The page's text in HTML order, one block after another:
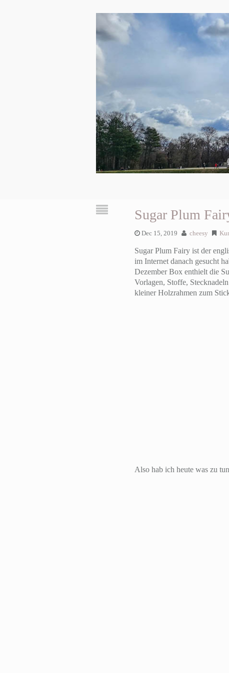
Sugar Plum
Dec 15, 2019 cheesy
Sugar Plum Fairy ist der
im Internet danach gesucht
Dezember Box enthielt die
Vorlagen, Stoffe,
kleiner Holzrahmen zum
Also hab ich heute was zu